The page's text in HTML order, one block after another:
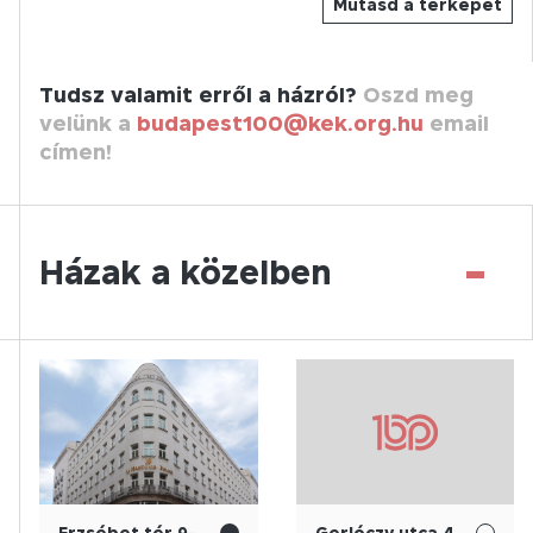
Mutasd a térképet
Tudsz valamit erről a házról? Oszd meg
velünk a budapest100@kek.org.hu email
címen!
Házak a közelben -